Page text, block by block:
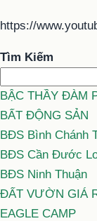
https://
Tìm Kiếm
BẬC THẦY ĐÀM
BẤT ĐỘNG SẢN
BĐS Bình Chánh
BĐS Cần Đước
BĐS Ninh Thuận
ĐẤT VƯỜN GIÁ
EAGLE CAMP